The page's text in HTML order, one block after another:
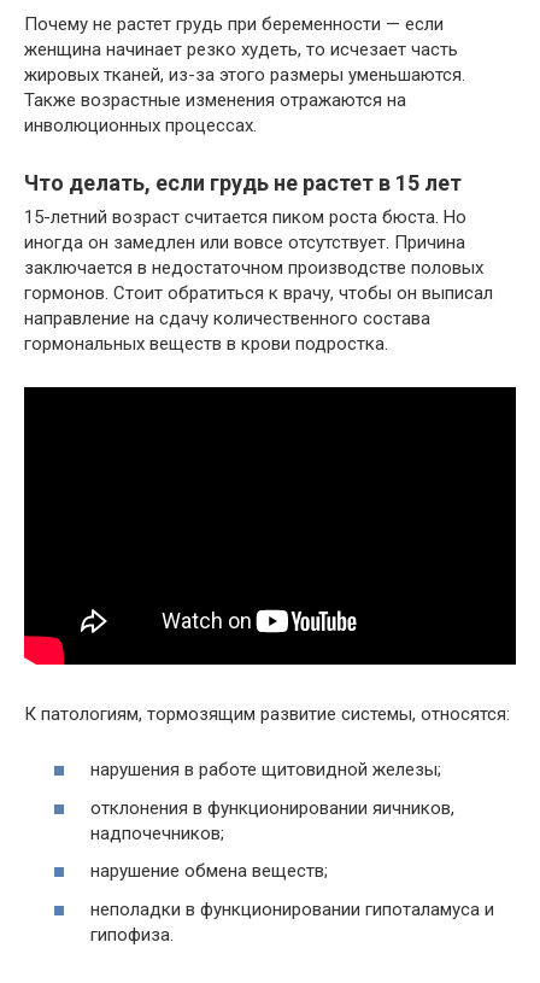
Почему не растет грудь при беременности — если
женщина начинает резко худеть, то исчезает часть
жировых тканей, из-за этого размеры уменьшаются.
Также возрастные изменения отражаются на
инволюционных процессах.
Что делать, если грудь не растет в 15 лет
15-летний возраст считается пиком роста бюста. Но
иногда он замедлен или вовсе отсутствует. Причина
заключается в недостаточном производстве половых
гормонов. Стоит обратиться к врачу, чтобы он выписал
направление на сдачу количественного состава
гормональных веществ в крови подростка.
К патологиям, тормозящим развитие системы, относятся:
нарушения в работе щитовидной железы;
отклонения в функционировании яичников,
надпочечников;
нарушение обмена веществ;
неполадки в функционировании гипоталамуса и
гипофиза.